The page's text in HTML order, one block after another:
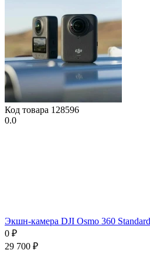
Код товара 128596
0.0
Экшн-камера DJI Osmo 360
0 ₽
29 700 ₽